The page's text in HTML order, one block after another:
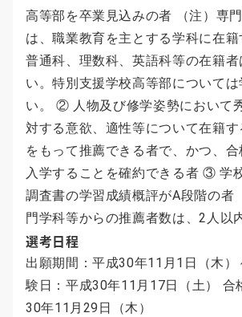
高等部を卒業見込みの者 （注）専
は、職業教育を主とする学科に在籍
普通科、理数科、英語科等の在籍
い。特別支援学校高等部について
い。 ② 人物及び修学姿勢において
対する意欲、適性等について在籍
をもって推薦できる者で、かつ、
入学することを確約できる者 ③ 学
調査書の学習成績概評がA段階の者
門学科等からの推薦者数は、2人以
選考日程
出願期間：平成30年11月1日（木）
験日：平成30年11月17日（土） 合
30年11月29日（木）